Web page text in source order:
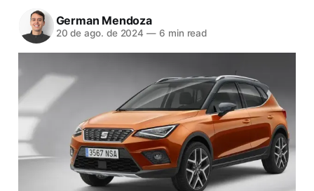
German Mendoza
20 de ago. de 2024 — 6 min read